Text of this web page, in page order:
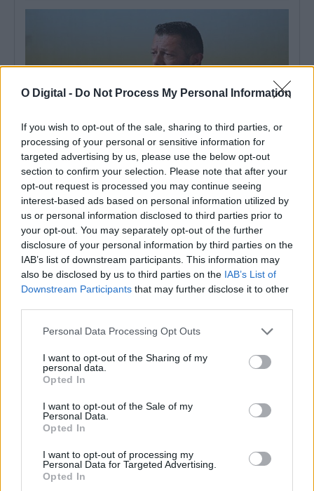
O Digital - Do Not Process My Personal Information
If you wish to opt-out of the sale, sharing to third parties, or
processing of your personal or sensitive information for
targeted advertising by us, please use the below opt-out
section to confirm your selection. Please note that after your
opt-out request is processed you may continue seeing
interest-based ads based on personal information utilized by
us or personal information disclosed to third parties prior to
your opt-out. You may separately opt-out of the further
disclosure of your personal information by third parties on the
IAB’s list of downstream participants. This information may
also be disclosed by us to third parties on the IAB’s List of
Downstream Participants that may further disclose it to other
Personal Data Processing Opt Outs
I want to opt-out of the Sharing of my
personal data.
Opted In
I want to opt-out of the Sale of my
Personal Data.
Opted In
I want to opt-out of processing my
Personal Data for Targeted Advertising.
Opted In
Estratégia TERRA+: AMCAL quer transformar cinco concelhos
em «território-piloto» para gestão de resíduos
A Associação de Municípios do Alentejo Central (AMCAL) quer
transformar os concelhos de Alvito,...
28 Julho, 2026 - 16:00
Recolha seletiva aumenta nos cinco concelhos abrangidos
pela AMCAL
A Associação de Municípios do Alentejo Central (AMCAL) registou,
no primeiro semestre de 2026,...